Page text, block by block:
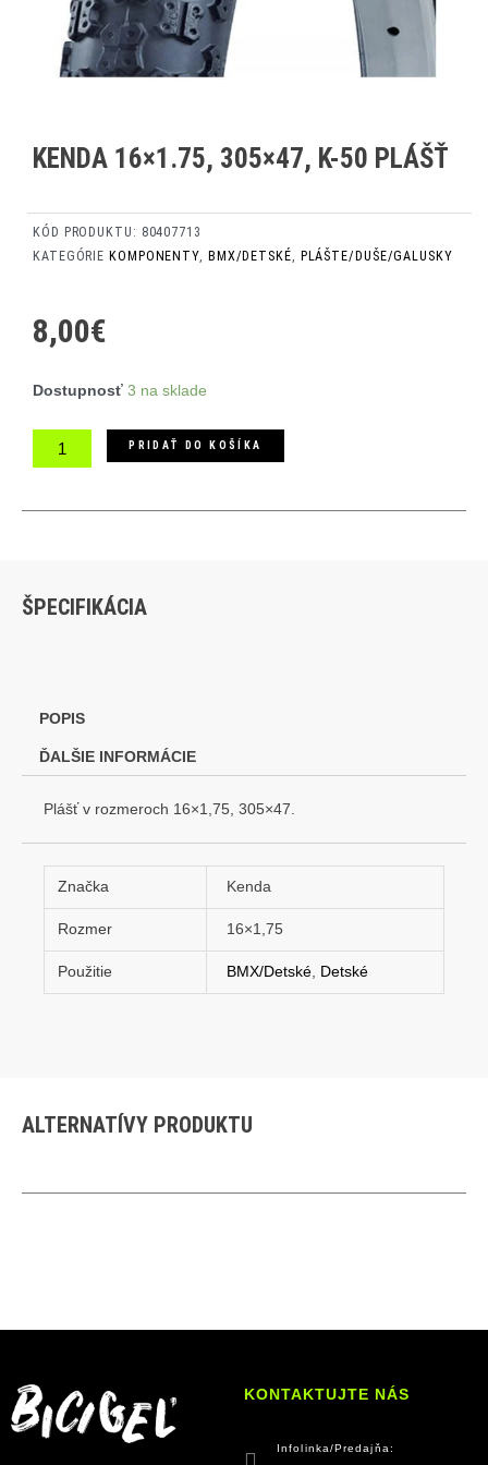
KENDA 16×1.75, 305×47, K-50 PLÁŠŤ
KÓD PRODUKTU: 80407713
KATEGÓRIE KOMPONENTY, BMX/DETSKÉ, PLÁŠTE/DUŠE/GALUSKY
Dostupnosť 3 na sklade
množstvo
50
PRIDAŤ DO KOŠÍKA
8,00€
ŠPECIFIKÁCIA
POPIS
ĎALŠIE INFORMÁCIE
Plášť v rozmeroch 16×1,75, 305×47.
Značka Kenda
Rozmer 16×1,75
Použitie BMX/Detské, Detské
ALTERNATÍVY PRODUKTU
KONTAKTUJTE NÁS
Infolinka/Predajňa: